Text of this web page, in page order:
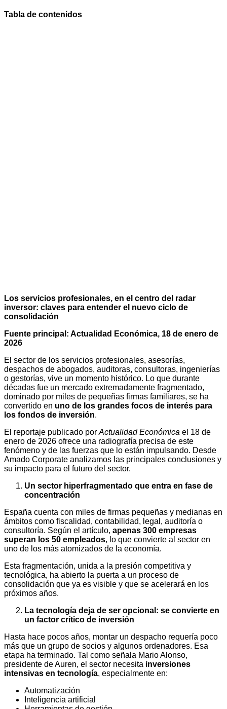
Tabla de contenidos
Los servicios profesionales, en el centro del radar
inversor: claves para entender el nuevo ciclo de
consolidación
Fuente principal: Actualidad Económica, 18 de enero de
2026
El sector de los servicios profesionales, asesorías,
despachos de abogados, auditoras, consultoras, ingenierías
o gestorías, vive un momento histórico. Lo que durante
décadas fue un mercado extremadamente fragmentado,
dominado por miles de pequeñas firmas familiares, se ha
convertido en uno de los grandes focos de interés para
los fondos de inversión.
El reportaje publicado por Actualidad Económica el 18 de
enero de 2026 ofrece una radiografía precisa de este
fenómeno y de las fuerzas que lo están impulsando. Desde
Amado Corporate analizamos las principales conclusiones y
su impacto para el futuro del sector.
Un sector hiperfragmentado que entra en fase de
concentración
España cuenta con miles de firmas pequeñas y medianas en
ámbitos como fiscalidad, contabilidad, legal, auditoría o
consultoría. Según el artículo, apenas 300 empresas
superan los 50 empleados, lo que convierte al sector en
uno de los más atomizados de la economía.
Esta fragmentación, unida a la presión competitiva y
tecnológica, ha abierto la puerta a un proceso de
consolidación que ya es visible y que se acelerará en los
próximos años.
La tecnología deja de ser opcional: se convierte en
un factor crítico de inversión
Hasta hace pocos años, montar un despacho requería poco
más que un grupo de socios y algunos ordenadores. Esa
etapa ha terminado. Tal como señala Mario Alonso,
presidente de Auren, el sector necesita inversiones
intensivas en tecnología, especialmente en:
Automatización
Inteligencia artificial